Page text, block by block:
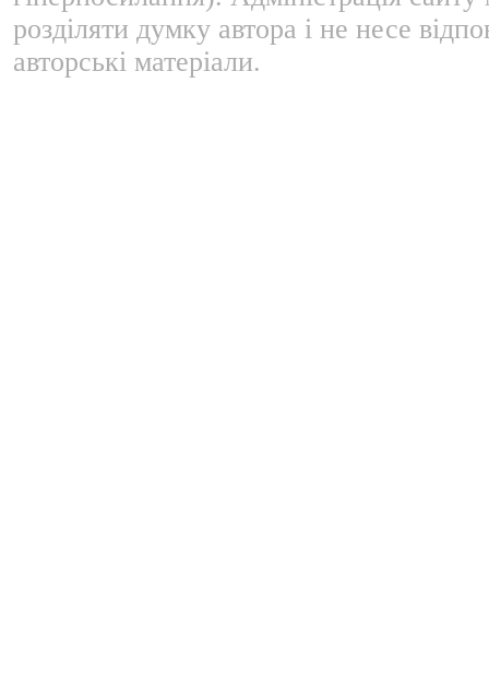
розділяти думку автора і не несе
авторські матеріали.